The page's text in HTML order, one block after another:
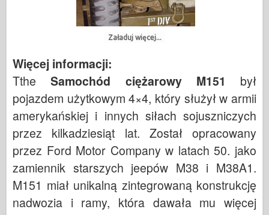
Załaduj więcej...
Więcej informacji:
TtheSamochód ciężarowy M151 był
pojazdem użytkowym 4×4, który służył w armii
amerykańskiej i innych siłach sojuszniczych
przez kilkadziesiąt lat. Został opracowany
przez Ford Motor Company w latach 50. jako
zamiennik starszych jeepów M38 i M38A1.
M151 miał unikalną zintegrowaną konstrukcję
nadwozia i ramy, która dawała mu więcej